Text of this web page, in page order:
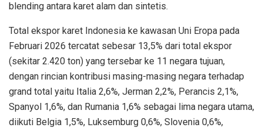
blending antara karet alam dan sintetis.
Total ekspor karet Indonesia ke kawasan Uni Eropa pada
Februari 2026 tercatat sebesar 13,5% dari total ekspor
(sekitar 2.420 ton) yang tersebar ke 11 negara tujuan,
dengan rincian kontribusi masing-masing negara terhadap
grand total yaitu Italia 2,6%, Jerman 2,2%, Perancis 2,1%,
Spanyol 1,6%, dan Rumania 1,6% sebagai lima negara utama,
diikuti Belgia 1,5%, Luksemburg 0,6%, Slovenia 0,6%,